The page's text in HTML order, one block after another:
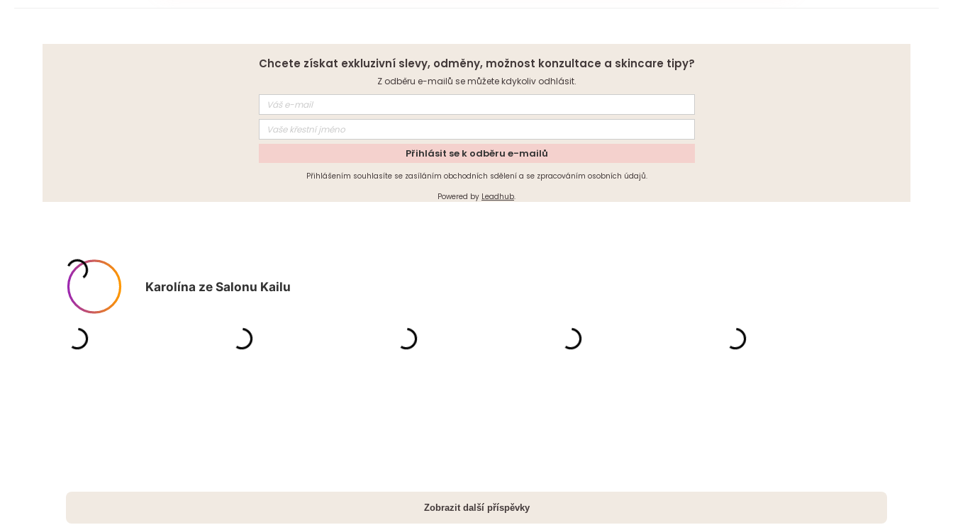
Chcete získat exkluzivní slevy, odměny, možnost konzultace a skincare tipy?
Z odběru e-mailů se můžete kdykoliv odhlásit.
Přihlásit se k odběru e-mailů
Přihlášením souhlasíte se zasíláním obchodních sdělení a se zpracováním osobních údajů.
Powered by Leadhub.